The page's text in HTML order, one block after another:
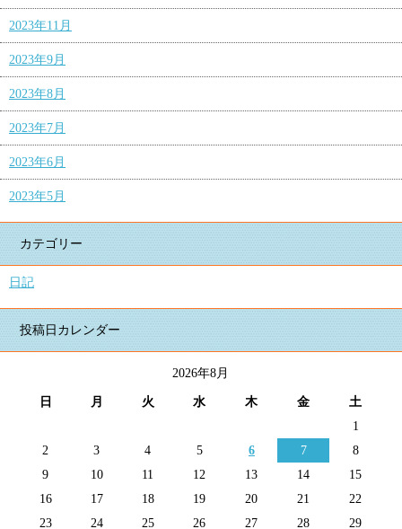
2023年11月
2023年9月
2023年8月
2023年7月
2023年6月
2023年5月
カテゴリー
日記
投稿日カレンダー
2026年8月
日 月 火 水 木 金
土
1
2
3 4 5 6 7
8
9
10 11 12 13 14
15
16
17 18 19 20 21
22
23
24 25 26 27 28 29